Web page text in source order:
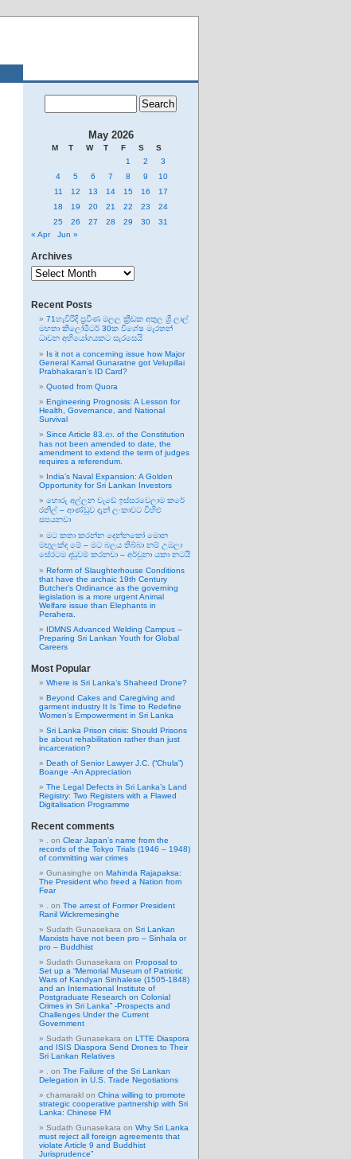
May 2026
M T W T F S
S
1
2
3
4
5 6 7 8 9
10
11
12 13 14 15 16
17
18
19 20 21 22 23
24
25
26 27 28 29 30
31
« Apr
Jun »
Archives
Archives
Recent Posts
71හැවිරිදි ප්‍රවීණ මලල ක්‍රීඩක අතුල ශ්‍රී ලාල්
මහතා කිලෝමීටර් 30ක විශේෂ මැරතන්
ධාවන අභියෝගයකට සැරසෙයි
Is it not a concerning issue how Major
General Kamal Gunaratne got Velupillai
Prabhakaran’s ID Card?
Quoted from Quora
Engineering Prognosis: A Lesson for
Health, Governance, and National
Survival
Since Article 83.ආ. of the Constitution
has not been amended to date, the
amendment to extend the term of judges
requires a referendum.
India’s Naval Expansion: A Golden
Opportunity for Sri Lankan Investors
හොරු අල්ලන වැඩේ ඉස්සරවෙලාම කරේ
රනිල් – ආණ්ඩුව දැන් ලංකාවට විහිළු
සපයනවා
මට කතා කරන්න දෙන්නකෝ මොන
මඟුලක්ද මේ – මට බලය තිබ්බා නම් උඹලා
සේරටම දඬුවම් කරනවා – අර්චුනා යකා නටයි
Reform of Slaughterhouse Conditions
that have the archaic 19th Century
Butcher’s Ordinance as the governing
legislation is a more urgent Animal
Welfare issue than Elephants in
Perahera.
IDMNS Advanced Welding Campus –
Preparing Sri Lankan Youth for Global
Careers
Most Popular
Where is Sri Lanka’s Shaheed Drone?
Beyond Cakes and Caregiving and
garment industry It Is Time to Redefine
Women’s Empowerment in Sri Lanka
Sri Lanka Prison crisis: Should Prisons
be about rehabilitation rather than just
incarceration?
Death of Senior Lawyer J.C. (“Chula”)
Boange -An Appreciation
The Legal Defects in Sri Lanka’s Land
Registry: Two Registers with a Flawed
Digitalisation Programme
Recent comments
on Clear Japan’s name from the
records of the Tokyo Trials (1946 – 1948)
of committing war crimes
Gunasinghe on Mahinda Rajapaksa:
The President who freed a Nation from
Fear
on The arrest of Former President
Ranil Wickremesinghe
Sudath Gunasekara on Sri Lankan
Marxists have not been pro – Sinhala or
pro – Buddhist
Sudath Gunasekara on Proposal to
Set up a “Memorial Museum of Patriotic
Wars of Kandyan Sinhalese (1505-1848)
and an International Institute of
Postgraduate Research on Colonial
Crimes in Sri Lanka” -Prospects and
Challenges Under the Current
Government
Sudath Gunasekara on LTTE Diaspora
and ISIS Diaspora Send Drones to Their
Sri Lankan Relatives
on The Failure of the Sri Lankan
Delegation in U.S. Trade Negotiations
chamarakl on China willing to promote
strategic cooperative partnership with Sri
Lanka: Chinese FM
Sudath Gunasekara on Why Sri Lanka
must reject all foreign agreements that
violate Article 9 and Buddhist
Jurisprudence”